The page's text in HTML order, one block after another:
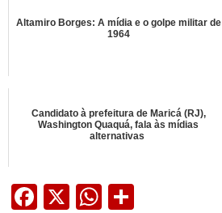
Altamiro Borges: A mídia e o golpe militar de
1964
Candidato à prefeitura de Maricá (RJ),
Washington Quaquá, fala às mídias
alternativas
Facebook
X WhatsApp